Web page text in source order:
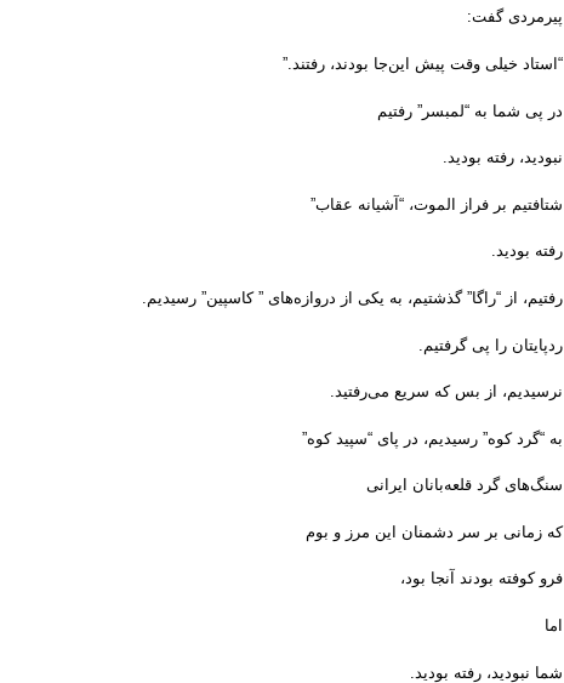
پیرمردی گفت:
“استاد خیلی وقت پیش این‌جا بودند، رفتند.”
در پی شما به “لمبسر” رفتیم
نبودید، رفته بودید.
شتافتیم بر فراز الموت، “آشیانه عقاب”
رفته بودید.
رفتیم، از “راگا” گذشتیم، به یکی از دروازه‌های ” کاسپین” رسیدیم.
ردپایتان را پی گرفتیم.
نرسیدیم، از بس که سریع می‌رفتید.
به “گرد کوه” رسیدیم، در پای “سپید کوه”
سنگ‌های گرد قلعه‌بانان ایرانی
که زمانی بر سر دشمنان این مرز و بوم
فرو کوفته بودند آنجا بود،
اما
شما نبودید، رفته بودید.